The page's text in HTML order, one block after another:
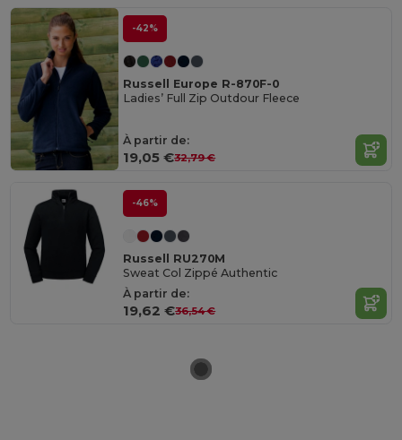
-42%
Russell Europe R-870F-0
Ladies’ Full Zip Outdour Fleece
À partir de:
19,05 €32,79 €
-46%
Russell RU270M
Sweat Col Zippé Authentic
À partir de:
19,62 €36,54 €